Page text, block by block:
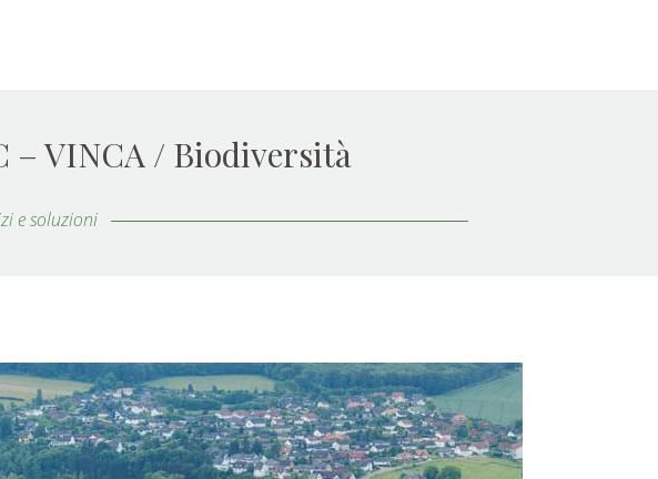
– VINCA / Biodiversità
e soluzioni